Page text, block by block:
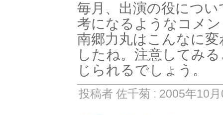
毎月、出演の役につ
考になるようなコメ
南郷力丸はこんなに
したね。注意してみ
じられるでしょう。
投稿者 佐千菊 : 2005年10